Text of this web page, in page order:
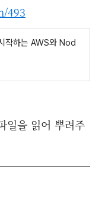
493
작하는 AWS와 Nod
일을 읽어 뿌려주